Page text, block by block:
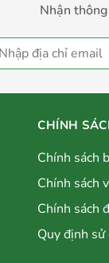
Nhận
CHÍNH
Chính sách
Chính sách
Chính sách
Quy định sử